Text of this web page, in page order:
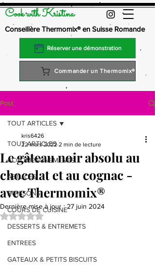
Cook with Kristina
Conseillère Thermomix® en Suisse Romande
Réserver une démonstration
Commander un Thermomix®
Post
TOUT ARTICLES
ACCOMPAGNEMENTS
ASTUCES
BOISSONS
COURS DE CUISINE
DESSERTS & ENTREMETS
ENTREES
GATEAUX & PETITS BISCUITS
TOUT ARTICLES
Le gâteau noir absolu au
chocolat et au cognac -
avec Thermomix®
kris6426
22 mars 2022 2 min de lecture
Dernière mise à jour :27 juin 2024
Noté NaN étoiles sur 5.